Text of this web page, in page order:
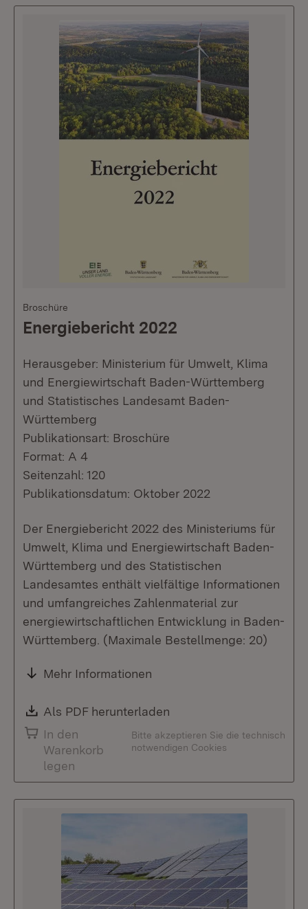
Broschüre
Energiebericht 2022
Herausgeber: Ministerium für Umwelt, Klima
und Energiewirtschaft Baden-Württemberg
und Statistisches Landesamt Baden-
Württemberg
Publikationsart: Broschüre
Format: A 4
Seitenzahl: 120
Publikationsdatum: Oktober 2022
Der Energiebericht 2022 des Ministeriums für
Umwelt, Klima und Energiewirtschaft Baden-
Württemberg und des Statistischen
Landesamtes enthält vielfältige Informationen
und umfangreiches Zahlenmaterial zur
energiewirtschaftlichen Entwicklung in Baden-
Württemberg. (Maximale Bestellmenge: 20)
Mehr Informationen
Download:
Als PDF herunterladen
In den
Warenkorb
legen
Bitte akzeptieren Sie die technisch
notwendigen Cookies